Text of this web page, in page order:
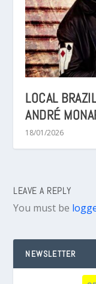
LOCAL
ANDRÉ
18/01/2026
LEAVE A REPLY
You must be
NEWSLETTER